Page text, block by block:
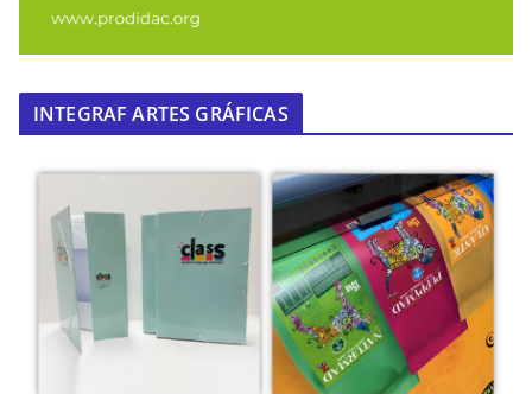
INTEGRAF ARTES GRÁFICAS